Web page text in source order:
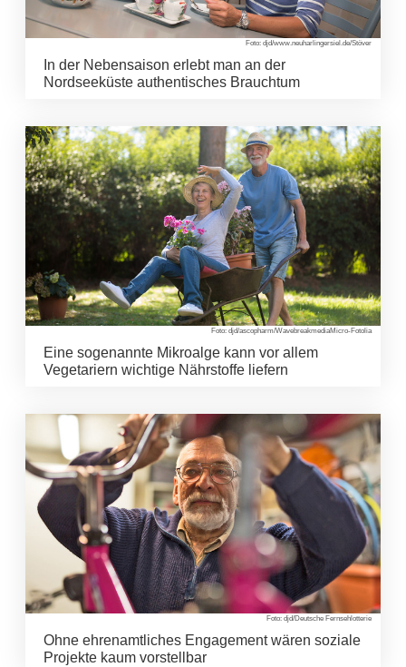
Foto: djd/www.neuharlingersiel.de/Stöver
In der Nebensaison erlebt man an der
Nordseeküste authentisches Brauchtum
Foto: djd/ascopharm/WavebreakmediaMicro-Fotolia
Eine sogenannte Mikroalge kann vor allem
Vegetariern wichtige Nährstoffe liefern
Foto: djd/Deutsche Fernsehlotterie
Ohne ehrenamtliches Engagement wären soziale
Projekte kaum vorstellbar